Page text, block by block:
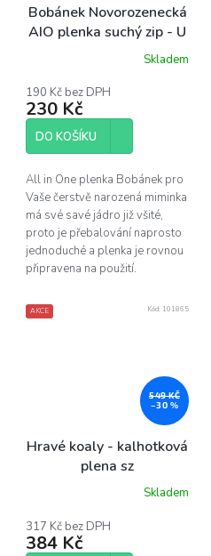
Bobánek Novorozenecká
AIO plenka suchý zip - U
Skladem
190 Kč bez DPH
230 Kč
DO KOŠÍKU
All in One plenka Bobánek pro
Vaše čerstvě narozená miminka
má své savé jádro již všité,
proto je přebalování naprosto
jednoduché a plenka je rovnou
připravena na použití.
AKCE
549 KČ
–30 %
Hravé koaly - kalhotková
plena sz
Skladem
317 Kč bez DPH
384 Kč
Kód: 101865